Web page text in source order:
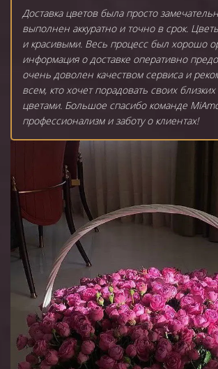
Доставка цветов была просто
выполнен аккуратно и точно в срок.
и красивыми. Весь процесс был хорошо
информация о доставке оперативно
очень доволен качеством сервиса и
всем, кто хочет порадовать своих
цветами. Большое спасибо команде
профессионализм и заботу о клиентах!